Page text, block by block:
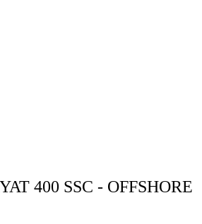
400 SSC - OFFSHORE